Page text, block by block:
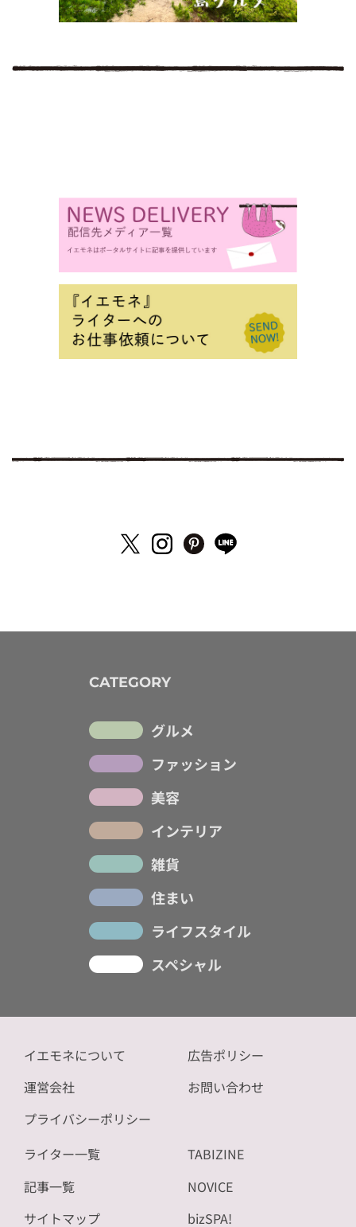
CATEGORY
グルメ
ファッション
美容
インテリア
雑貨
住まい
ライフスタイル
スペシャル
イエモネについて
運営会社
プライバシーポリシー
広告ポリシー
お問い合わせ
ライター一覧
記事一覧
サイトマップ
TABIZINE
NOVICE
bizSPA!